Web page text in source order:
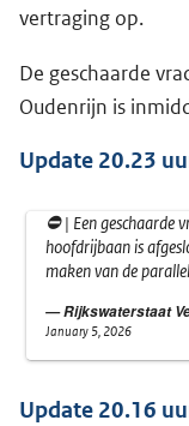
vertraging op.
De geschaarde
Oudenrijn is
Update 20.23
⛔️ | Een geschaarde
hoofdrijbaan is
maken van de
— Rijkswaterstaat
January 5, 2026
Update 20.16